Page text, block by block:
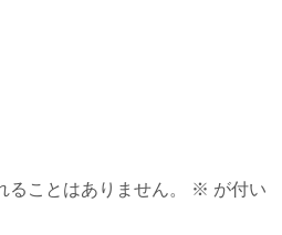
ことはありません。 ※ が付い